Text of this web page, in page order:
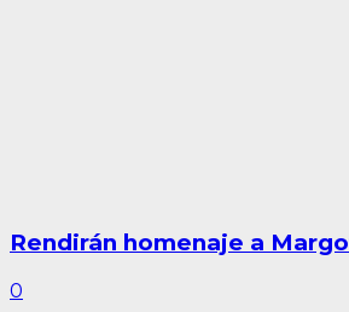
Rendirán homenaje a
0